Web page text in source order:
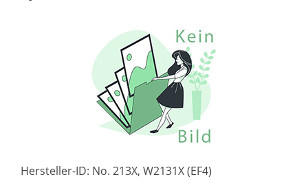
Hersteller-ID: No. 213X, W2131X (EF4)